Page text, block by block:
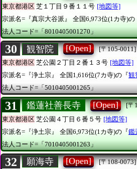
東京都港区 芝１丁目９番１１号 [地図等]
宗派名=『真宗大谷派』
全国6,973位(1カ寺)の
法人コード=「8010405001270」
30 観智院 [Open]
[〒105-0011]
東京都港区 芝公園２丁目２番１３号 [地図等]
宗派名=『浄土宗』
全国1,616位(7カ寺)の『観
法人コード=「5010405001265」
31 鑑蓮社善長寺 [Open]
[〒
東京都港区 芝公園４丁目６番５号 [地図等]
宗派名=『浄土宗』
全国6,973位(1カ寺)の『鑑
法人コード=「7010405001263」
32 願海寺 [Open]
[〒108-0073]